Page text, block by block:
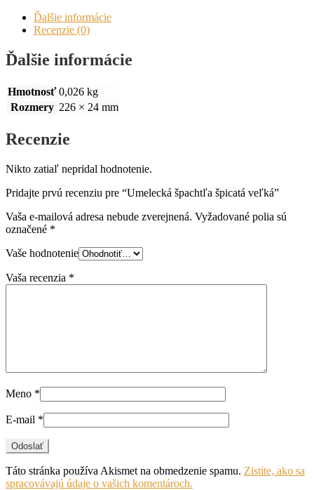
Ďalšie informácie
Recenzie (0)
Ďalšie informácie
Hmotnosť 0,026 kg
Rozmery 226 × 24 mm
Recenzie
Nikto zatiaľ nepridal hodnotenie.
Pridajte prvú recenziu pre “Umelecká špachtľa špicatá veľká”
Vaša e-mailová adresa nebude zverejnená. Vyžadované polia sú
označené *
Vaše hodnotenie
Vaša recenzia *
Meno *
E-mail *
Táto stránka používa Akismet na obmedzenie spamu. Zistite, ako sa
spracovávajú údaje o vašich komentároch.